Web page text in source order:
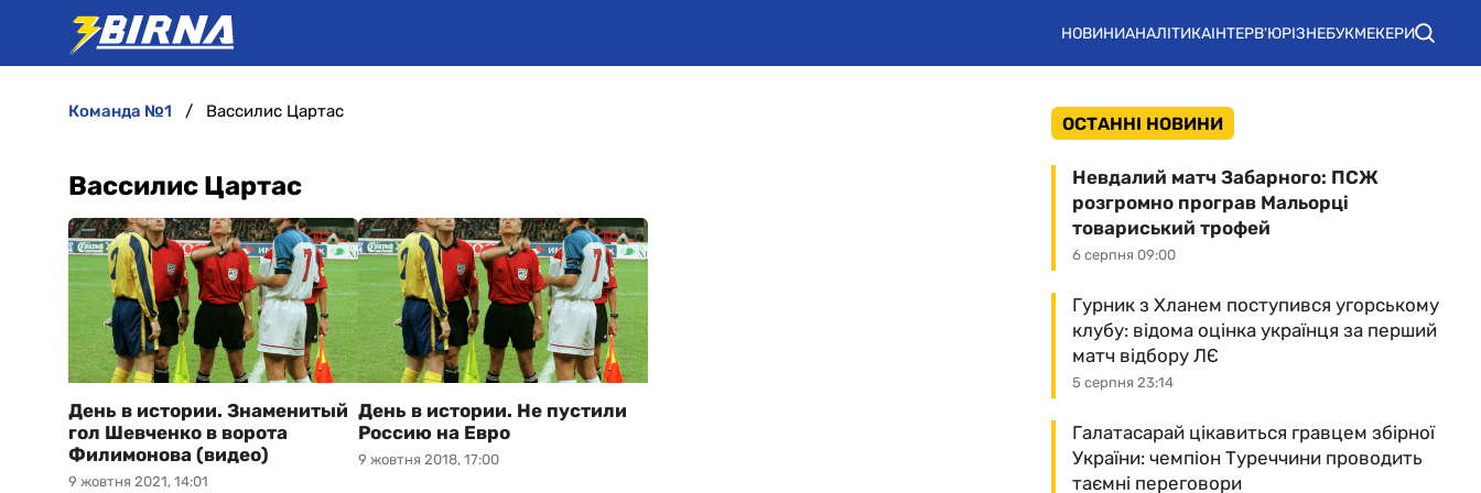
НОВИНИАНАЛІТИКАІНТЕРВ'ЮРІЗНЕБУКМЕКЕРИ
команда №1 Вассилис Цартас
Вассилис Цартас
9 жовтня 2021, 14:01
День в истории. Знаменитый
гол Шевченко в ворота
Филимонова (видео)
9 жовтня 2018, 17:00
День в истории. Не пустили
Россию на Евро
ОСТАННІ НОВИНИ
6 серпня 09:00
Невдалий матч Забарного: ПСЖ
розгромно програв Мальорці
товариський трофей
5 серпня 23:14
Гурник з Хланем поступився угорському
клубу: відома оцінка українця за перший
матч відбору ЛЄ
Галатасарай цікавиться гравцем збірної
України: чемпіон Туреччини проводить
таємні переговори